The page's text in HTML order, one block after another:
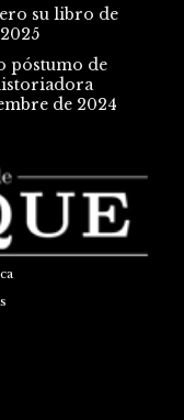
su libro de
póstumo de
de 2024